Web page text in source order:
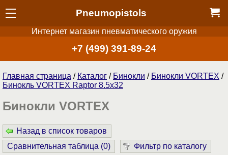
Pneumopistols
Интернет магазин пневматического оружия
+7 (499) 391-89-24
Главная страница / Каталог / Бинокли / Бинокли VORTEX /
Бинокль VORTEX Raptor 8.5x32
Бинокли VORTEX
Назад в список товаров
Сравнительная таблица (0) Фильтр по каталогу